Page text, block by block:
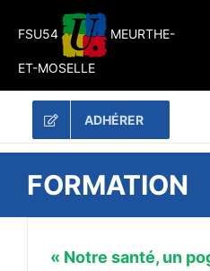
FSU54 MEURTHE-
ET-MOSELLE
ADHÉRER
FORMATION
« Notre santé, un